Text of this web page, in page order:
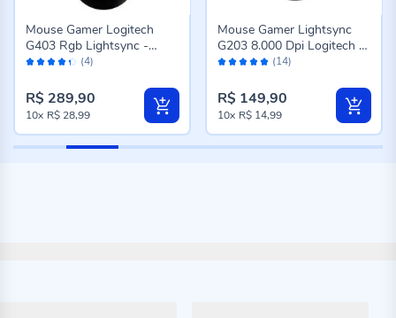
Avaliação: (4)
Mouse Gamer Logitech
G403 Rgb Lightsync -
Preto
R$ 289,90
10x R$ 28,99
Avaliação: (14)
Mouse Gamer Lightsync
G203 8.000 Dpi Logitech -
Preto
R$ 149,90
10x R$ 14,99